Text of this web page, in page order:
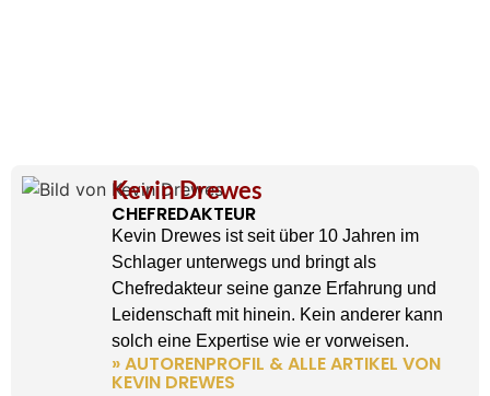
Kevin Drewes
CHEFREDAKTEUR
Kevin Drewes ist seit über 10 Jahren im
Schlager unterwegs und bringt als
Chefredakteur seine ganze Erfahrung und
Leidenschaft mit hinein. Kein anderer kann
solch eine Expertise wie er vorweisen.
» AUTORENPROFIL & ALLE ARTIKEL VON
KEVIN DREWES